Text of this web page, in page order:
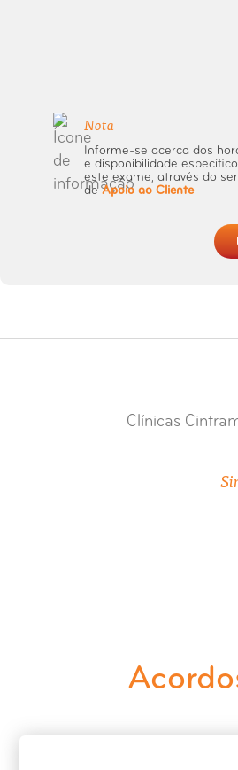
Nota
Informe-se acerca dos
e disponibilidade
este exame, através do
deApoio ao Cliente
Clínicas